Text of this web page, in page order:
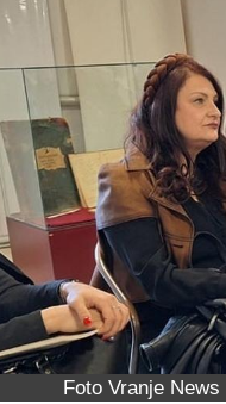
Foto Vranje News